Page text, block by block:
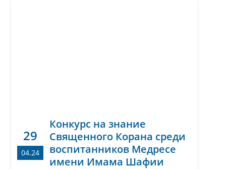
29
04.24
Конкурс на знание
Священного Корана среди
воспитанников Медресе
имени Имама Шафии